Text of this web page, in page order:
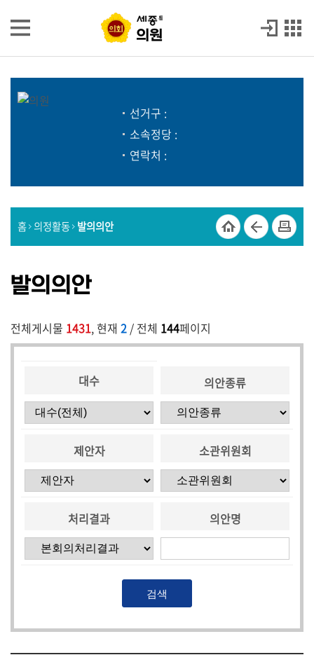
본문으로 바로가기
GNB메뉴 바로가기
의원
의
원
록
시
질
문
5
분
의원
선거구 :
소속정당 :
연락처 :
홈 의정활동 발의의안
발의의안
전체게시물 1431, 현재 2 / 전체 144페이지
대수 의안종류
제안자 소관위원회
처리결과 의안명